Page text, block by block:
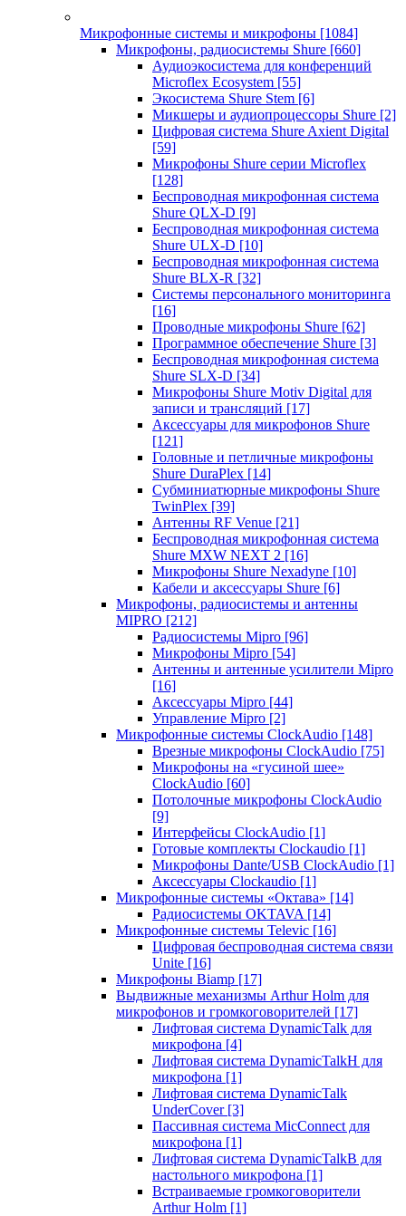
Микрофонные системы и микрофоны [1084]
Микрофоны, радиосистемы Shure [660]
Аудиоэкосистема для конференций
Microflex Ecosystem [55]
Экосистема Shure Stem [6]
Микшеры и аудиопроцессоры Shure [2]
Цифровая система Shure Axient Digital
[59]
Микрофоны Shure серии Microflex
[128]
Беспроводная микрофонная система
Shure QLX-D [9]
Беспроводная микрофонная система
Shure ULX-D [10]
Беспроводная микрофонная система
Shure BLX-R [32]
Системы персонального мониторинга
[16]
Проводные микрофоны Shure [62]
Программное обеспечение Shure [3]
Беспроводная микрофонная система
Shure SLX-D [34]
Микрофоны Shure Motiv Digital для
записи и трансляций [17]
Аксессуары для микрофонов Shure
[121]
Головные и петличные микрофоны
Shure DuraPlex [14]
Субминиатюрные микрофоны Shure
TwinPlex [39]
Антенны RF Venue [21]
Беспроводная микрофонная система
Shure MXW NEXT 2 [16]
Микрофоны Shure Nexadyne [10]
Кабели и аксессуары Shure [6]
Микрофоны, радиосистемы и антенны
MIPRO [212]
Радиосистемы Mipro [96]
Микрофоны Mipro [54]
Антенны и антенные усилители Mipro
[16]
Аксессуары Mipro [44]
Управление Mipro [2]
Микрофонные системы ClockAudio [148]
Врезные микрофоны ClockAudio [75]
Микрофоны на «гусиной шее»
ClockAudio [60]
Потолочные микрофоны ClockAudio
[9]
Интерфейсы ClockAudio [1]
Готовые комплекты Clockaudio [1]
Микрофоны Dante/USB ClockAudio [1]
Аксессуары Clockaudio [1]
Микрофонные системы «Октава» [14]
Радиосистемы OKTAVA [14]
Микрофонные системы Televic [16]
Цифровая беспроводная система связи
Unite [16]
Микрофоны Biamp [17]
Выдвижные механизмы Arthur Holm для
микрофонов и громкоговорителей [17]
Лифтовая система DynamicTalk для
микрофона [4]
Лифтовая система DynamicTalkH для
микрофона [1]
Лифтовая система DynamicTalk
UnderCover [3]
Пассивная система MicConnect для
микрофона [1]
Лифтовая система DynamicTalkB для
настольного микрофона [1]
Встраиваемые громкоговорители
Arthur Holm [1]